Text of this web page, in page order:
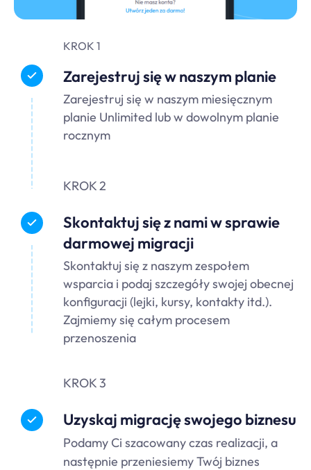
KROK 1
Zarejestruj się w naszym planie
Zarejestruj się w naszym miesięcznym
planie Unlimited lub w dowolnym planie
rocznym
KROK 2
Skontaktuj się z nami w sprawie
darmowej migracji
Skontaktuj się z naszym zespołem
wsparcia i podaj szczegóły swojej obecnej
konfiguracji (lejki, kursy, kontakty itd.).
Zajmiemy się całym procesem
przenoszenia
KROK 3
Uzyskaj migrację swojego biznesu
Podamy Ci szacowany czas realizacji, a
następnie przeniesiemy Twój biznes